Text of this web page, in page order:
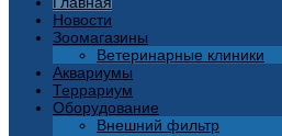
Новости
Зоомагазины
Ветеринарные клиники
Аквариумы
Террариум
Оборудование
Внешний фильтр